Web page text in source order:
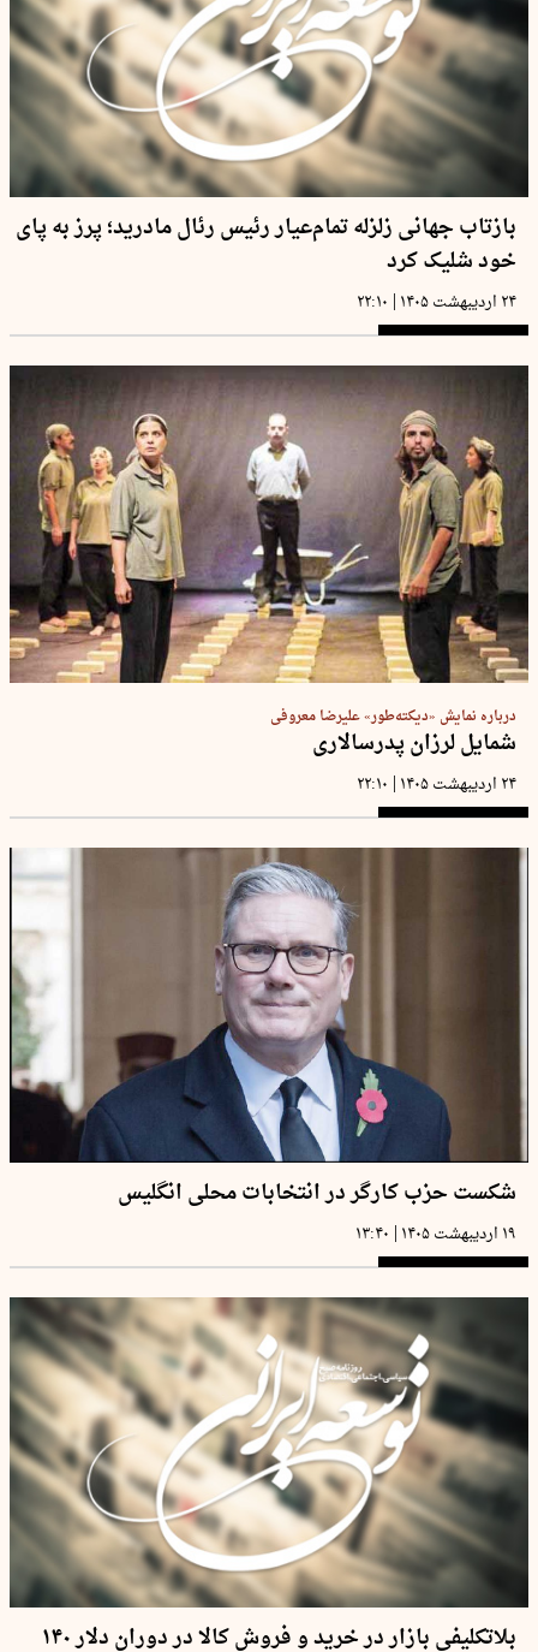
بازتاب جهانی زلزله تمام‌عیار رئیس رئال مادرید؛ پرز به پای
خود شلیک کرد
۲۴ اردیبهشت ۱۴۰۵ | ۲۲:۱۰
درباره نمایش «دیکته‌طور» علیرضا معروفی
شمایل لرزان پدرسالاری
۲۴ اردیبهشت ۱۴۰۵ | ۲۲:۱۰
شکست‌ حزب کارگر در انتخابات محلی انگلیس
۱۹ اردیبهشت ۱۴۰۵ | ۱۳:۴۰
بلاتکلیفی بازار در خرید و فروش کالا در دوران دلار ۱۴۰